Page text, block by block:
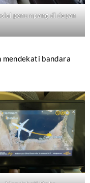
penumpang di depan
mendekati bandara